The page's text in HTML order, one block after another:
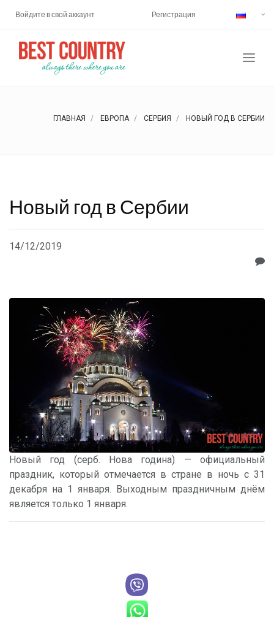
Войдите в свой аккаунт Регистрация
ГЛАВНАЯ ЕВРОПА СЕРБИЯ НОВЫЙ ГОД В СЕРБИИ
Новый год в Сербии
14/12/2019
Новый год (серб. Нова година) — официальный
праздник, который отмечается в стране в ночь с 31
декабря на 1 января. Выходным праздничным днём
является только 1 января.